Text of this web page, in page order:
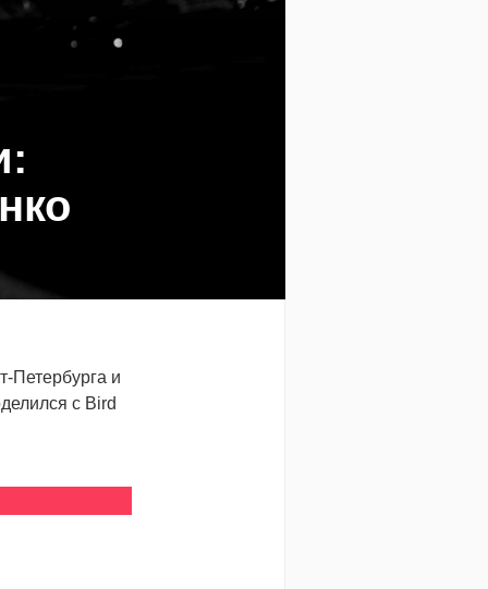
Петербурга и
с Bird